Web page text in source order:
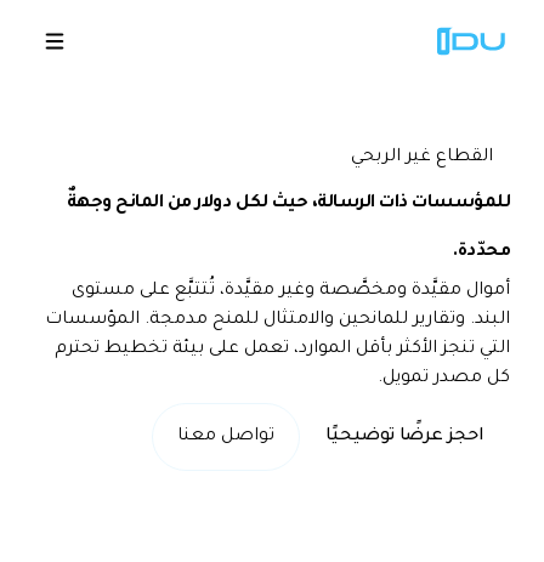
الحلول
المنصة
نجاح عالمي
المصادر
الشركة
القطاع غير الربحي
للمؤسسات ذات الرسالة، حيث لكل دولار من المانح وجهةٌ
محدّدة.
أموال مقيَّدة ومخصَّصة وغير مقيَّدة، تُتتبَّع على مستوى
البند. وتقارير للمانحين والامتثال للمنح مدمجة. المؤسسات
التي تنجز الأكثر بأقل الموارد، تعمل على بيئة تخطيط تحترم
كل مصدر تمويل.
احجز عرضًا توضيحيًا تواصل معنا